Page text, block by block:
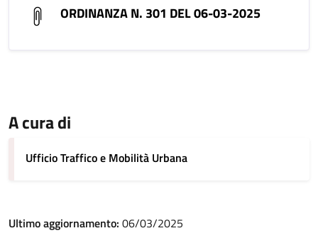
ORDINANZA N. 301 DEL 06-03-2025
A cura di
Ufficio Traffico e Mobilità Urbana
Ultimo aggiornamento: 06/03/2025